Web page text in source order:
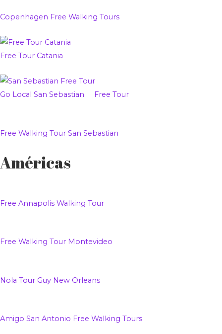
Copenhagen Free Walking Tours
Free Tour Catania
Go Local San Sebastian Free Tour
Free Walking Tour San Sebastian
Américas
Free Annapolis Walking Tour
Free Walking Tour Montevideo
Nola Tour Guy New Orleans
Amigo San Antonio Free Walking Tours